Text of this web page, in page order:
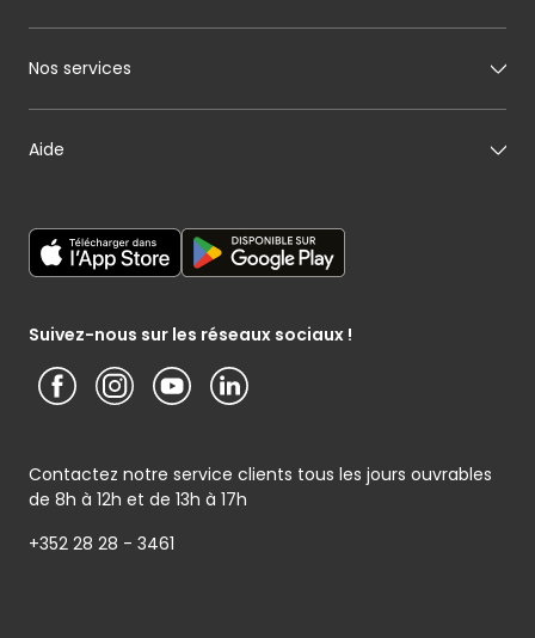
Suivez-nous sur les réseaux sociaux !
Contactez notre service clients tous les jours ouvrables
de 8h à 12h et de 13h à 17h
+352 28 28 - 3461
Mon maraîcher
A propos de Cactus
Media / Presse
Présentation du groupe (PDF)
Nos services
Carte cadeau
Service photo
Aide
Conditions générales – Site www.cactus.lu
Notice d’information Cactus et Caterman (de Schnékert
Conditions générales de garantie